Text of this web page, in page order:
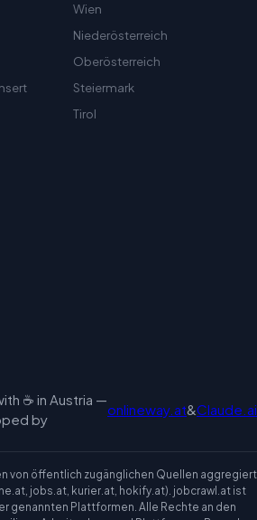
Wien
Niederösterreich
Oberösterreich
Steiermark
Tirol
☕ in Austria —
by
onlineway.at&Claude.ai
von öffentlich zugänglichen Quellen aggregiert
jobs.at, kurier.at, hokify.at). jobcrawl.at ist
genannten Plattformen. Alle Rechte an den